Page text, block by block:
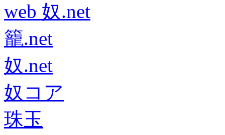
web 奴.net
籠.net
奴.net
奴コア
珠玉